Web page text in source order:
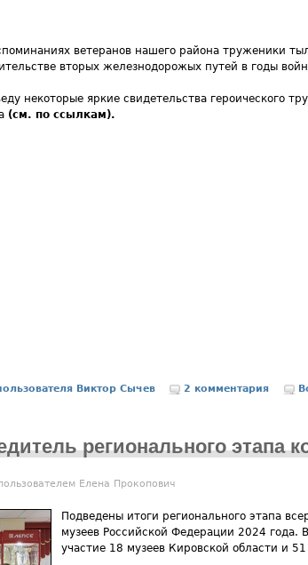
ветеранов нашего района труженики
вторых железнодорожых путей в годы
некоторые яркие свидетельства героического
(см. по ссылкам).
вторых железнодорожных путей Киров-
Виктор Сычев 2 комментария
регионального этапа
Елена Прокопович
Подведены итоги регионального этапа
музеев Российской Федерации 2024 года.
участие 18 музеев Кировской области и